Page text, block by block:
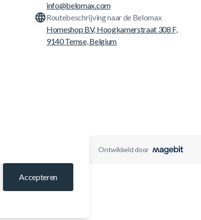
Accepteren
info@belomax.com
Routebeschrijving naar de Belomax
Homeshop BV, Hoogkamerstraat 308 F,
9140 Temse, Belgium
Ontwikkeld door